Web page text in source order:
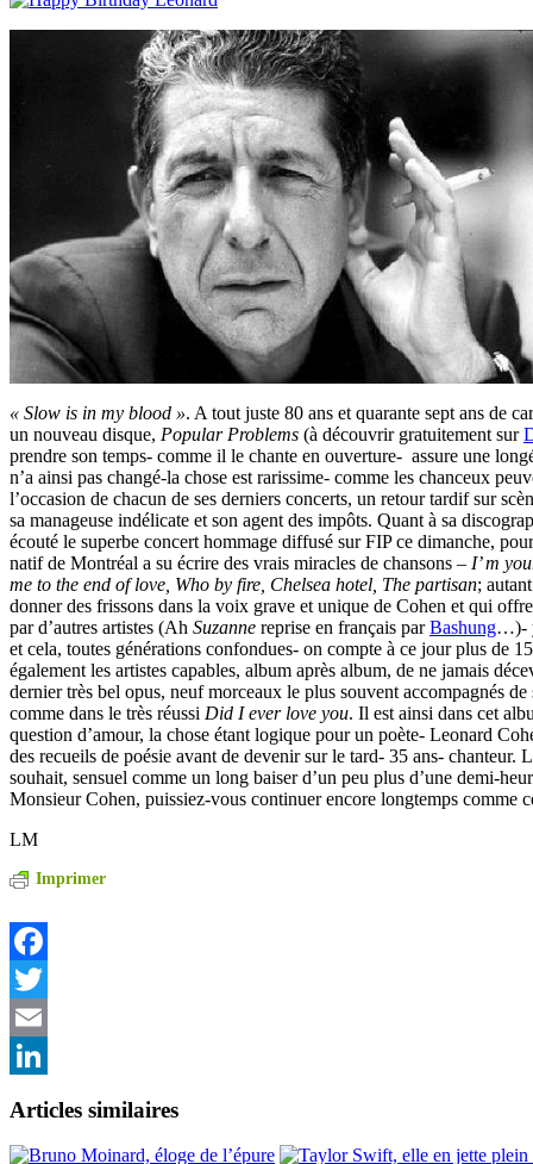
« Slow is in my blood ». A tout juste 80 ans et quarante sept ans de
un nouveau disque, Popular Problems (à découvrir gratuitement sur
prendre son temps- comme il le chante en ouverture- assure une
n’a ainsi pas changé-la chose est rarissime- comme les chanceux
l’occasion de chacun de ses derniers concerts, un retour tardif sur
sa manageuse indélicate et son agent des impôts. Quant à sa
écouté le superbe concert hommage diffusé sur FIP ce dimanche,
natif de Montréal a su écrire des vrais miracles de chansons – I’ m
me to the end of love, Who by fire, Chelsea hotel, The partisan;
donner des frissons dans la voix grave et unique de Cohen et qui
par d’autres artistes (Ah Suzanne reprise en français parBashung…)-
et cela, toutes générations confondues- on compte à ce jour plus de
également les artistes capables, album après album, de ne jamais
dernier très bel opus, neuf morceaux le plus souvent accompagnés de
comme dans le très réussi Did I ever love you. Il est ainsi dans cet
question d’amour, la chose étant logique pour un poète- Leonard
des recueils de poésie avant de devenir sur le tard- 35 ans- chanteur.
souhait, sensuel comme un long baiser d’un peu plus d’une demi-
Monsieur Cohen, puissiez-vous continuer encore longtemps comme
LM
Imprimer
Facebook
Twitter
Email
Articles similaires